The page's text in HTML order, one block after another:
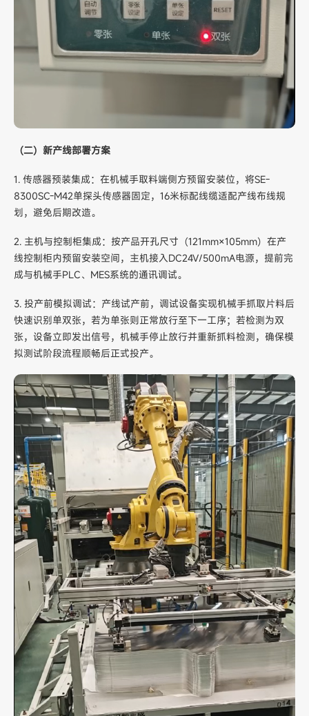
（二）新产线部署方案
1. 传感器预装集成：在机械手取料端侧方预留安装位，将SE-
8300SC-M42单探头传感器固定，16米标配线缆适配产线布线规
划，避免后期改造。
2. 主机与控制柜集成：按产品开孔尺寸（121mm×105mm）在产
线控制柜内预留安装空间，主机接入DC24V/500mA电源，提前完
成与机械手PLC、MES系统的通讯调试。
3. 投产前模拟调试：产线试产前，调试设备实现机械手抓取片料后
快速识别单双张，若为单张则正常放行至下一工序；若检测为双
张，设备立即发出信号，机械手停止放行并重新抓料检测，确保模
拟测试阶段流程顺畅后正式投产。